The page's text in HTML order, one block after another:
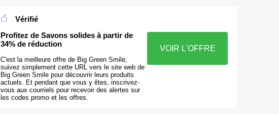
Vérifié
Profitez de Savons solides à partir de
34% de réduction
C'est la meilleure offre de Big Green Smile,
suivez simplement cette URL vers le site web de
Big Green Smile pour découvrir leurs produits
actuels. Et pendant que vous y êtes, inscrivez-
vous aux courriels pour recevoir des alertes sur
les codes promo et les offres.
VOIR L'OFFRE